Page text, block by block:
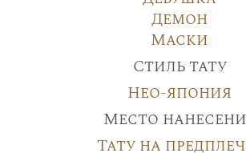
Демон
Маски
Стиль тату
Нео-япония
Место
Тату на